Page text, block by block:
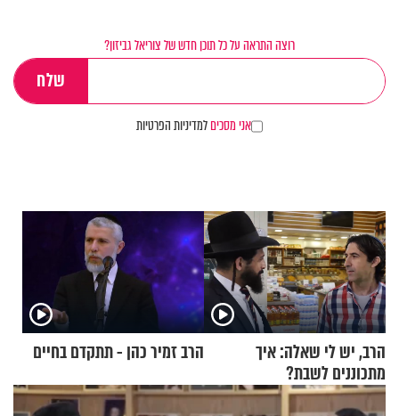
רוצה התראה על כל תוכן חדש של צוריאל גביזון?
אני מסכיםלמדיניות הפרטיות
הרב, יש לי שאלה: איך
מתכוננים לשבת?
הרב זמיר כהן - תתקדם בחיים